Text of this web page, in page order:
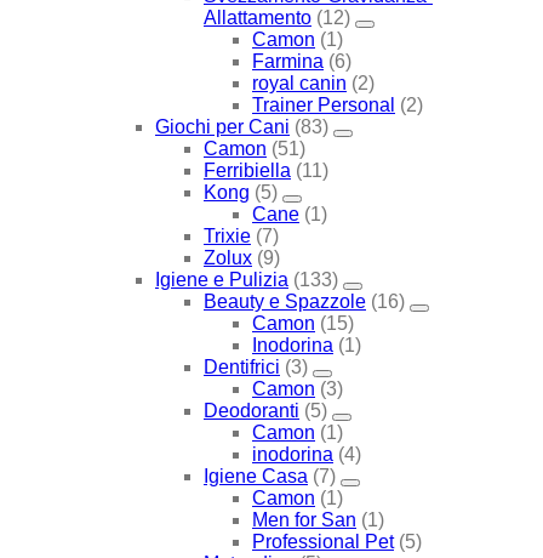
Allattamento (12)
Camon (1)
Farmina (6)
royal canin (2)
Trainer Personal (2)
Giochi per Cani (83)
Camon (51)
Ferribiella (11)
Kong (5)
Cane (1)
Trixie (7)
Zolux (9)
Igiene e Pulizia (133)
Beauty e Spazzole (16)
Camon (15)
Inodorina (1)
Dentifrici (3)
Camon (3)
Deodoranti (5)
Camon (1)
inodorina (4)
Igiene Casa (7)
Camon (1)
Men for San (1)
Professional Pet (5)